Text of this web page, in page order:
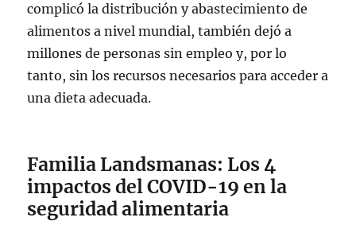
complicó la distribución y abastecimiento de
alimentos a nivel mundial, también dejó a
millones de personas sin empleo y, por lo
tanto, sin los recursos necesarios para acceder a
una dieta adecuada.
Familia Landsmanas: Los 4
impactos del COVID-19 en la
seguridad alimentaria